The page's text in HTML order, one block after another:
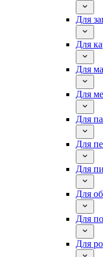
Для
Для
Для
Для
Для
Для
Для
Для
Для
Для